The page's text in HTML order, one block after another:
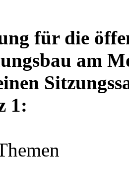
für die
am
1: